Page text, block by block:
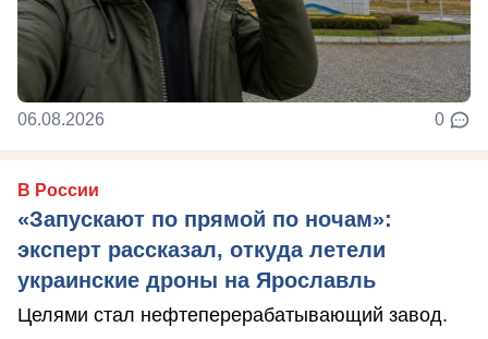
06.08.2026 0
В России
«Запускают по прямой по ночам»:
эксперт рассказал, откуда летели
украинские дроны на Ярославль
Целями стал нефтеперерабатывающий завод.